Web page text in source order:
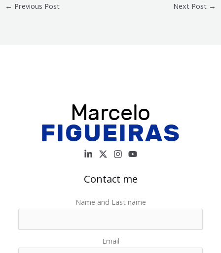
← Previous Post Next Post →
Contact me
Name and Last name
Email